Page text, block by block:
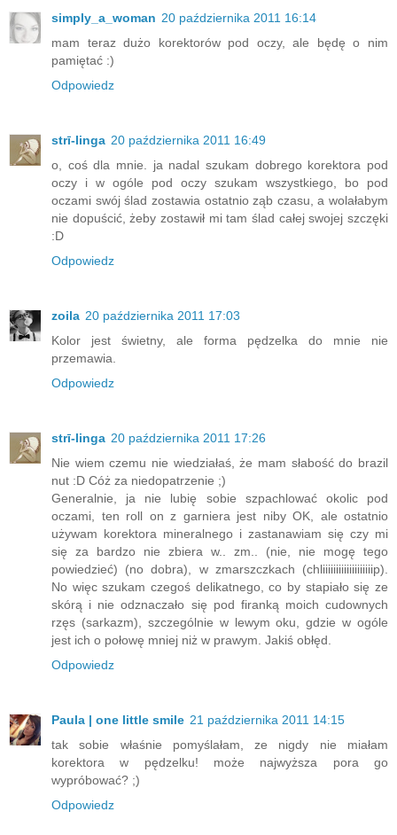
simply_a_woman 20 października 2011 16:14
mam teraz dużo korektorów pod oczy, ale będę o nim
pamiętać :)
Odpowiedz
strī-linga 20 października 2011 16:49
o, coś dla mnie. ja nadal szukam dobrego korektora pod
oczy i w ogóle pod oczy szukam wszystkiego, bo pod
oczami swój ślad zostawia ostatnio ząb czasu, a wolałabym
nie dopuścić, żeby zostawił mi tam ślad całej swojej szczęki
:D
Odpowiedz
zoila 20 października 2011 17:03
Kolor jest świetny, ale forma pędzelka do mnie nie
przemawia.
Odpowiedz
strī-linga 20 października 2011 17:26
Nie wiem czemu nie wiedziałaś, że mam słabość do brazil
nut :D Cóż za niedopatrzenie ;)
Generalnie, ja nie lubię sobie szpachlować okolic pod
oczami, ten roll on z garniera jest niby OK, ale ostatnio
używam korektora mineralnego i zastanawiam się czy mi
się za bardzo nie zbiera w.. zm.. (nie, nie mogę tego
powiedzieć) (no dobra), w zmarszczkach (chliiiiiiiiiiiiiiiiiiip).
No więc szukam czegoś delikatnego, co by stapiało się ze
skórą i nie odznaczało się pod firanką moich cudownych
rzęs (sarkazm), szczególnie w lewym oku, gdzie w ogóle
jest ich o połowę mniej niż w prawym. Jakiś obłęd.
Odpowiedz
Paula | one little smile 21 października 2011 14:15
tak sobie właśnie pomyślałam, ze nigdy nie miałam
korektora w pędzelku! może najwyższa pora go
wypróbować? ;)
Odpowiedz